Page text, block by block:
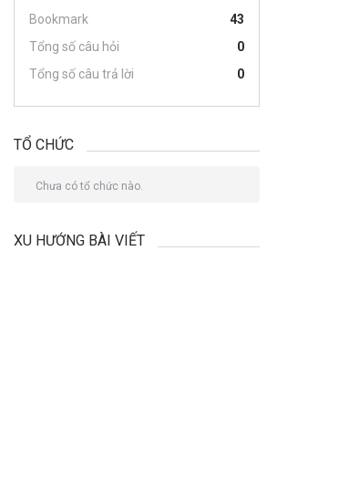
Bookmark
43
Tổng số câu hỏi
0
Tổng số câu trả lời
0
TỔ CHỨC
Chưa có tổ chức nào.
XU HƯỚNG BÀI VIẾT